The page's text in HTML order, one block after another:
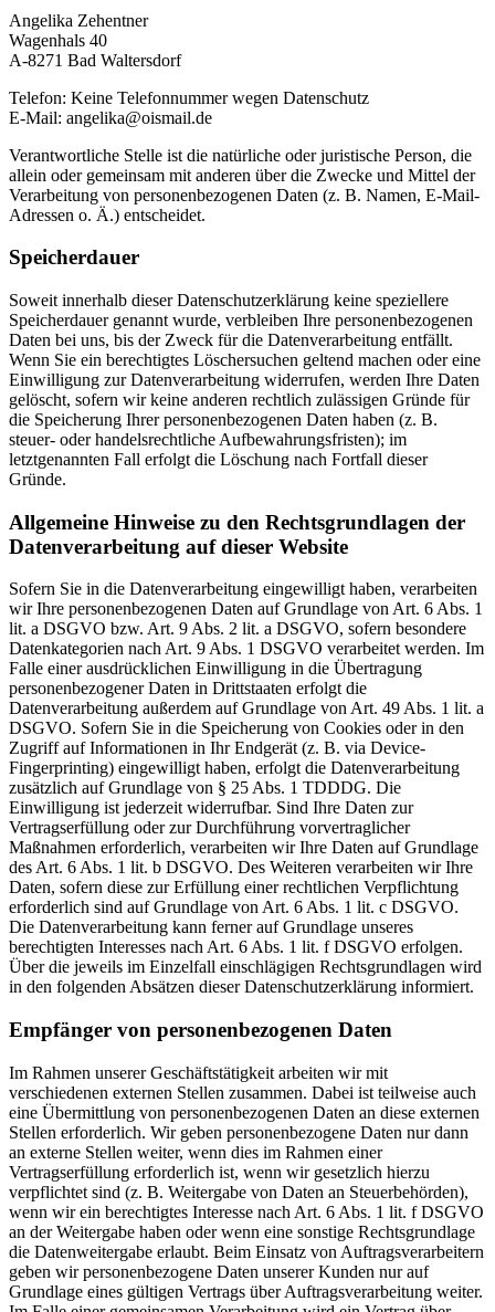
Angelika Zehentner
Wagenhals 40
A-8271 Bad Waltersdorf
Telefon: Keine Telefonnummer wegen Datenschutz
E-Mail: angelika@oismail.de
Verantwortliche Stelle ist die natürliche oder juristische Person, die
allein oder gemeinsam mit anderen über die Zwecke und Mittel der
Verarbeitung von personenbezogenen Daten (z. B. Namen, E-Mail-
Adressen o. Ä.) entscheidet.
Speicherdauer
Soweit innerhalb dieser Datenschutzerklärung keine speziellere
Speicherdauer genannt wurde, verbleiben Ihre personenbezogenen
Daten bei uns, bis der Zweck für die Datenverarbeitung entfällt.
Wenn Sie ein berechtigtes Löschersuchen geltend machen oder eine
Einwilligung zur Datenverarbeitung widerrufen, werden Ihre Daten
gelöscht, sofern wir keine anderen rechtlich zulässigen Gründe für
die Speicherung Ihrer personenbezogenen Daten haben (z. B.
steuer- oder handelsrechtliche Aufbewahrungsfristen); im
letztgenannten Fall erfolgt die Löschung nach Fortfall dieser
Gründe.
Allgemeine Hinweise zu den Rechtsgrundlagen der
Datenverarbeitung auf dieser Website
Sofern Sie in die Datenverarbeitung eingewilligt haben, verarbeiten
wir Ihre personenbezogenen Daten auf Grundlage von Art. 6 Abs. 1
lit. a DSGVO bzw. Art. 9 Abs. 2 lit. a DSGVO, sofern besondere
Datenkategorien nach Art. 9 Abs. 1 DSGVO verarbeitet werden. Im
Falle einer ausdrücklichen Einwilligung in die Übertragung
personenbezogener Daten in Drittstaaten erfolgt die
Datenverarbeitung außerdem auf Grundlage von Art. 49 Abs. 1 lit. a
DSGVO. Sofern Sie in die Speicherung von Cookies oder in den
Zugriff auf Informationen in Ihr Endgerät (z. B. via Device-
Fingerprinting) eingewilligt haben, erfolgt die Datenverarbeitung
zusätzlich auf Grundlage von § 25 Abs. 1 TDDDG. Die
Einwilligung ist jederzeit widerrufbar. Sind Ihre Daten zur
Vertragserfüllung oder zur Durchführung vorvertraglicher
Maßnahmen erforderlich, verarbeiten wir Ihre Daten auf Grundlage
des Art. 6 Abs. 1 lit. b DSGVO. Des Weiteren verarbeiten wir Ihre
Daten, sofern diese zur Erfüllung einer rechtlichen Verpflichtung
erforderlich sind auf Grundlage von Art. 6 Abs. 1 lit. c DSGVO.
Die Datenverarbeitung kann ferner auf Grundlage unseres
berechtigten Interesses nach Art. 6 Abs. 1 lit. f DSGVO erfolgen.
Über die jeweils im Einzelfall einschlägigen Rechtsgrundlagen wird
in den folgenden Absätzen dieser Datenschutzerklärung informiert.
Empfänger von personenbezogenen Daten
Im Rahmen unserer Geschäftstätigkeit arbeiten wir mit
verschiedenen externen Stellen zusammen. Dabei ist teilweise auch
eine Übermittlung von personenbezogenen Daten an diese externen
Stellen erforderlich. Wir geben personenbezogene Daten nur dann
an externe Stellen weiter, wenn dies im Rahmen einer
Vertragserfüllung erforderlich ist, wenn wir gesetzlich hierzu
verpflichtet sind (z. B. Weitergabe von Daten an Steuerbehörden),
wenn wir ein berechtigtes Interesse nach Art. 6 Abs. 1 lit. f DSGVO
an der Weitergabe haben oder wenn eine sonstige Rechtsgrundlage
die Datenweitergabe erlaubt. Beim Einsatz von Auftragsverarbeitern
geben wir personenbezogene Daten unserer Kunden nur auf
Grundlage eines gültigen Vertrags über Auftragsverarbeitung weiter.